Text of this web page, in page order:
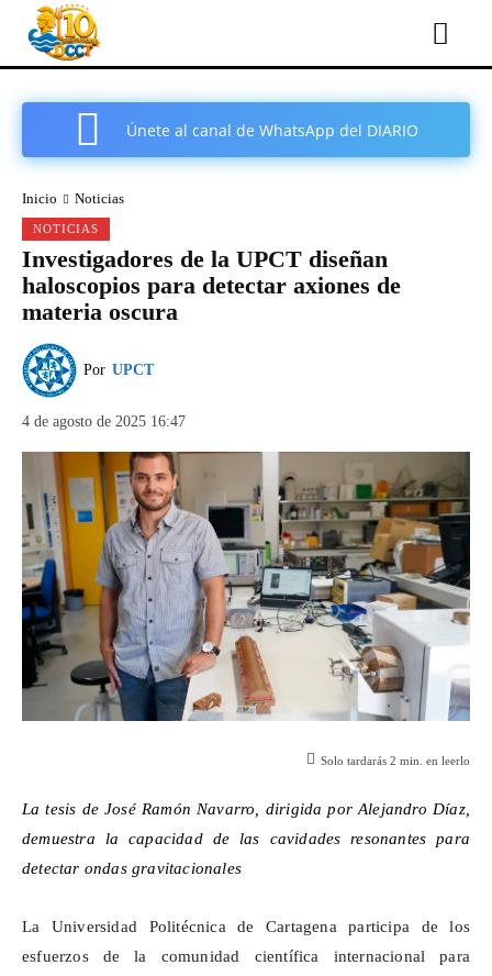
Únete al canal de WhatsApp del DIARIO
Inicio Noticias
NOTICIAS
Investigadores de la UPCT diseñan
haloscopios para detectar axiones de
materia oscura
Por UPCT
4 de agosto de 2025 16:47
Solo tardarás 2 min. en leerlo
La tesis de José Ramón Navarro, dirigida por Alejandro Díaz,
demuestra la capacidad de las cavidades resonantes para
detectar ondas gravitacionales
La Universidad Politécnica de Cartagena participa de los
esfuerzos de la comunidad científica internacional para